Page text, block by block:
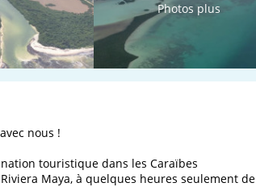
Photos plus
nous !
touristique dans les Caraïbes
Maya, à quelques heures seulement de